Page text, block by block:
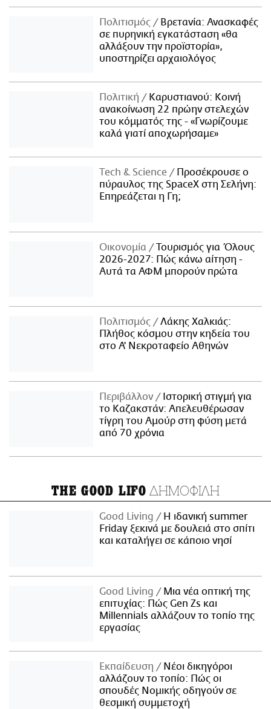
Πολιτισμός
Βρετανία: Ανασκαφές
σε πυρηνική εγκατάσταση «θα
αλλάξουν την προϊστορία»,
υποστηρίζει αρχαιολόγος
Πολιτική
Καρυστιανού: Κοινή
ανακοίνωση 22 πρώην στελεχών
του κόμματός της - «Γνωρίζουμε
καλά γιατί αποχωρήσαμε»
Τech & Science
Προσέκρουσε ο
πύραυλος της SpaceX στη Σελήνη:
Επηρεάζεται η Γη;
Οικονομία
Τουρισμός για Όλους
2026-2027: Πώς κάνω αίτηση -
Αυτά τα ΑΦΜ μπορούν πρώτα
Πολιτισμός
Λάκης Χαλκιάς:
Πλήθος κόσμου στην κηδεία του
στο Α' Νεκροταφείο Αθηνών
Περιβάλλον
Ιστορική στιγμή για
το Καζακστάν: Απελευθέρωσαν
τίγρη του Αμούρ στη φύση μετά
από 70 χρόνια
THE GOOD LIFO ΔΗΜΟΦΙΛΗ
Good Living
Η ιδανική summer
Friday ξεκινά με δουλειά στο σπίτι
και καταλήγει σε κάποιο νησί
Good Living
Μια νέα οπτική της
επιτυχίας: Πώς Gen Zs και
Millennials αλλάζουν το τοπίο της
εργασίας
Εκπαίδευση
Νέοι δικηγόροι
αλλάζουν το τοπίο: Πώς οι
σπουδές Νομικής οδηγούν σε
θεσμική συμμετοχή